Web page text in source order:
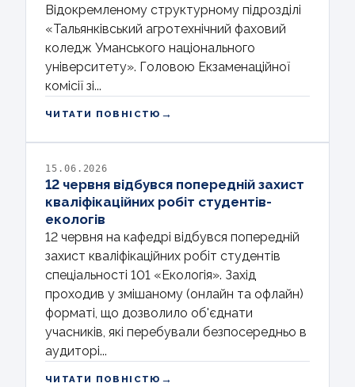
Відокремленому структурному підрозділі
«Тальянківський агротехнічний фаховий
коледж Уманського національного
університету». Головою Екзаменаційної
комісії зі...
ЧИТАТИ ПОВНІСТЮ →
15.06.2026
12 червня відбувся попередній захист
кваліфікаційних робіт студентів-
екологів
12 червня на кафедрі відбувся попередній
захист кваліфікаційних робіт студентів
спеціальності 101 «Екологія». Захід
проходив у змішаному (онлайн та офлайн)
форматі, що дозволило об'єднати
учасників, які перебували безпосередньо в
аудиторі...
ЧИТАТИ ПОВНІСТЮ →